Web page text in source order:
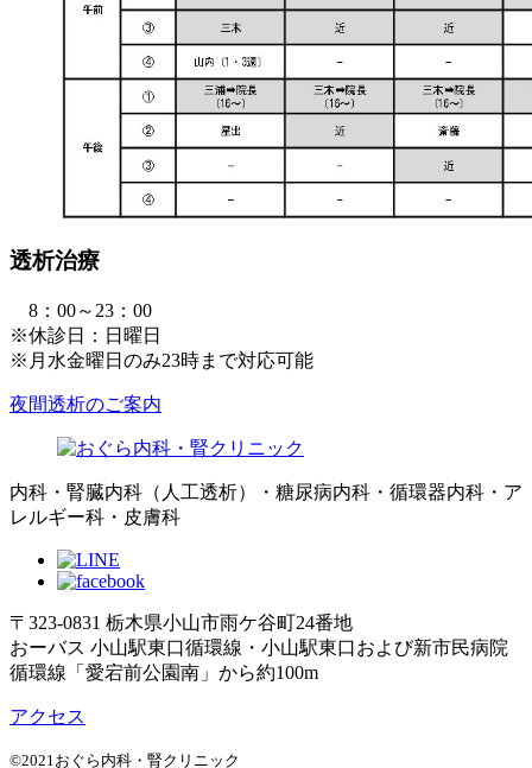
透析治療
8：00～23：00
※休診日：日曜日
※月水金曜日のみ23時まで対応可能
夜間透析のご案内
内科・腎臓内科（人工透析）・糖尿病内科・循環器内科・ア
レルギー科・皮膚科
〒323-0831 栃木県小山市雨ケ谷町24番地
おーバス 小山駅東口循環線・小山駅東口および新市民病院
循環線「愛宕前公園南」から約100m
アクセス
©2021おぐら内科・腎クリニック